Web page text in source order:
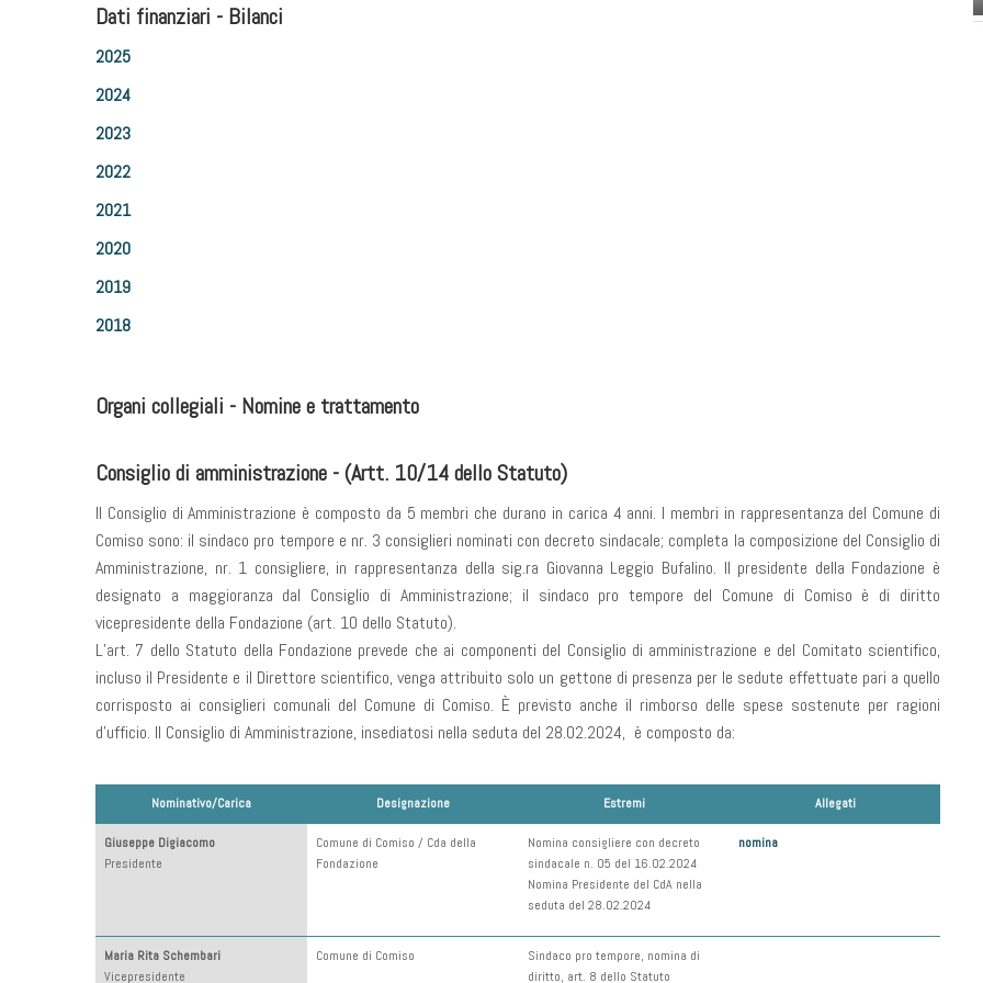
Dati finanziari - Bilanci
2025
2024
2023
2022
2021
2020
2019
2018
Organi collegiali - Nomine e trattamento
Consiglio di amministrazione - (Artt. 10/14 dello Statuto)
Il Consiglio di Amministrazione è composto da 5 membri che durano in carica 4 anni. I membri in rappresentanza del Comune di
Comiso sono: il sindaco pro tempore e nr. 3 consiglieri nominati con decreto sindacale; completa la composizione del Consiglio di
Amministrazione, nr. 1 consigliere, in rappresentanza della sig.ra Giovanna Leggio Bufalino. Il presidente della Fondazione è
designato a maggioranza dal Consiglio di Amministrazione; il sindaco pro tempore del Comune di Comiso è di diritto
vicepresidente della Fondazione (art. 10 dello Statuto).
L’art. 7 dello Statuto della Fondazione prevede che ai componenti del Consiglio di amministrazione e del Comitato scientifico,
incluso il Presidente e il Direttore scientifico, venga attribuito solo un gettone di presenza per le sedute effettuate pari a quello
corrisposto ai consiglieri comunali del Comune di Comiso. È previsto anche il rimborso delle spese sostenute per ragioni
d’ufficio. Il Consiglio di Amministrazione, insediatosi nella seduta del 28.02.2024, è composto da:
Nominativo/Carica Designazione Estremi Allegati
Giuseppe Digiacomo
Presidente
Comune di Comiso / Cda della
Fondazione
Nomina consigliere con decreto
sindacale n. 05 del 16.02.2024
Nomina Presidente del CdA nella
seduta del 28.02.2024
nomina
Maria Rita Schembari
Vicepresidente
Comune di Comiso
Sindaco pro tempore, nomina di
diritto, art. 8 dello Statuto